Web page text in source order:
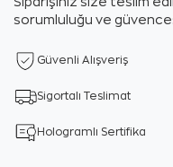
sorumluluğu ve
Güvenli Alışveriş
Sigortalı Teslimat
Hologramlı Sertifika